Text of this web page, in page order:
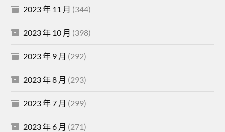
2023 年 11 月 (344)
2023 年 10 月 (398)
2023 年 9 月 (292)
2023 年 8 月 (293)
2023 年 7 月 (299)
2023 年 6 月 (271)